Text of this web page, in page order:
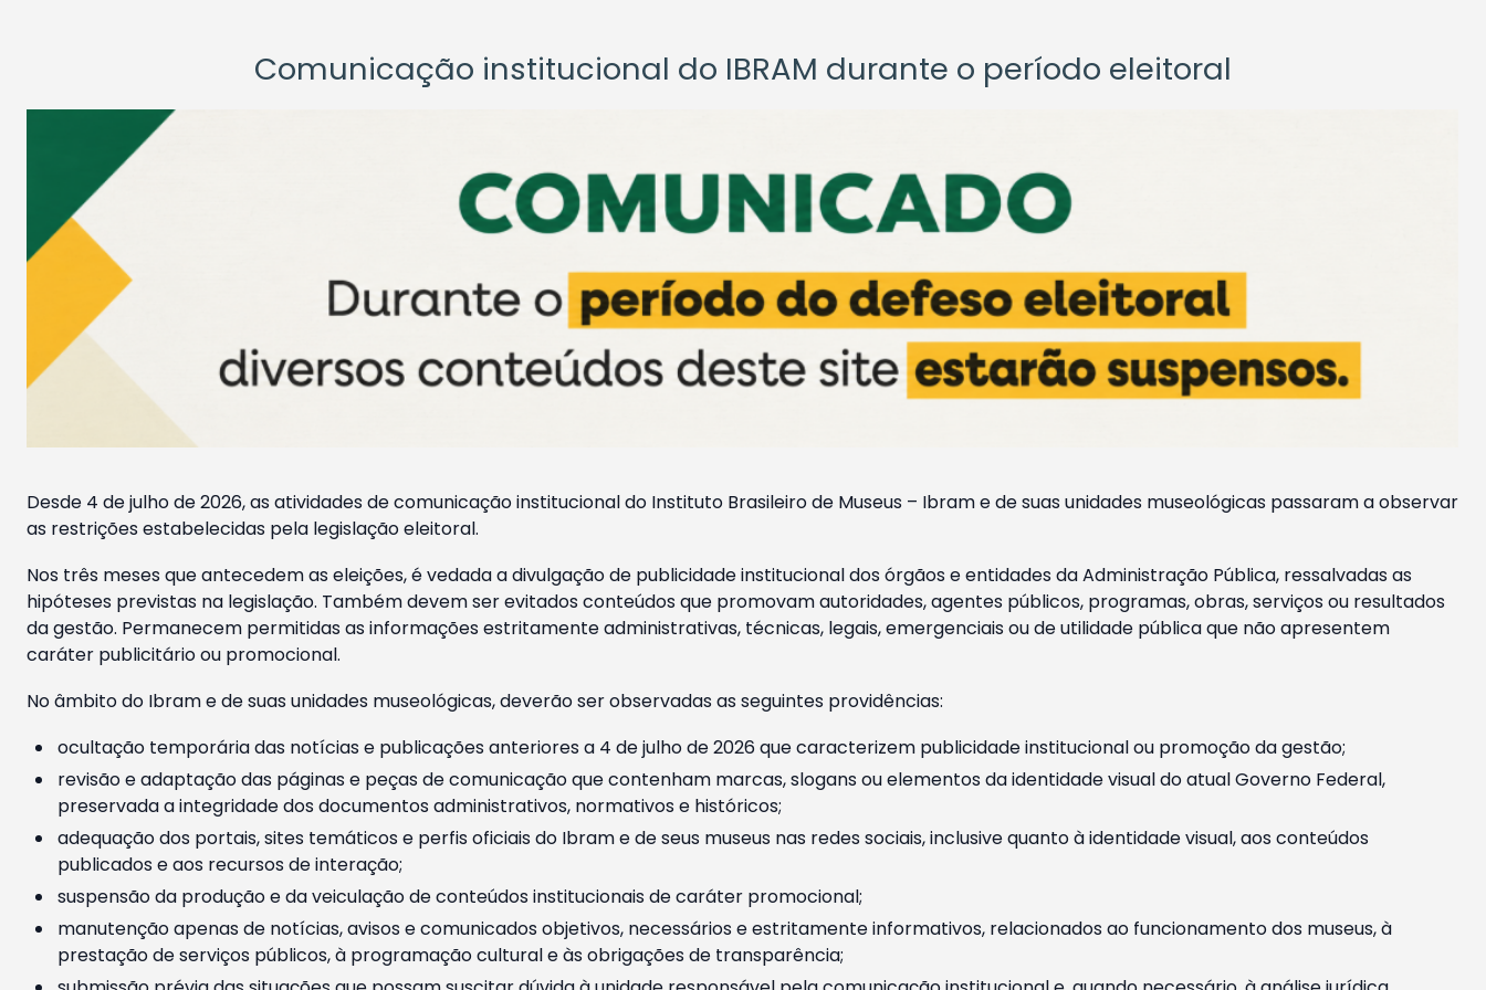
Comunicação institucional do IBRAM durante o período eleitoral
Desde 4 de julho de 2026, as atividades de comunicação institucional do Instituto Brasileiro de Museus – Ibram e de suas unidades museológicas passaram a observar
as restrições estabelecidas pela legislação eleitoral.
Nos três meses que antecedem as eleições, é vedada a divulgação de publicidade institucional dos órgãos e entidades da Administração Pública, ressalvadas as
hipóteses previstas na legislação. Também devem ser evitados conteúdos que promovam autoridades, agentes públicos, programas, obras, serviços ou resultados
da gestão. Permanecem permitidas as informações estritamente administrativas, técnicas, legais, emergenciais ou de utilidade pública que não apresentem
caráter publicitário ou promocional.
No âmbito do Ibram e de suas unidades museológicas, deverão ser observadas as seguintes providências:
ocultação temporária das notícias e publicações anteriores a 4 de julho de 2026 que caracterizem publicidade institucional ou promoção da gestão;
revisão e adaptação das páginas e peças de comunicação que contenham marcas, slogans ou elementos da identidade visual do atual Governo Federal,
preservada a integridade dos documentos administrativos, normativos e históricos;
adequação dos portais, sites temáticos e perfis oficiais do Ibram e de seus museus nas redes sociais, inclusive quanto à identidade visual, aos conteúdos
publicados e aos recursos de interação;
suspensão da produção e da veiculação de conteúdos institucionais de caráter promocional;
manutenção apenas de notícias, avisos e comunicados objetivos, necessários e estritamente informativos, relacionados ao funcionamento dos museus, à
prestação de serviços públicos, à programação cultural e às obrigações de transparência;